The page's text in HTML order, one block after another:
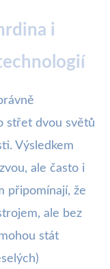
i
střet dvou světů
Výsledkem
ale často i
připomínají, že
ale bez
stát